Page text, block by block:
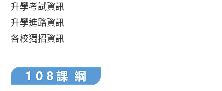
升學考試資訊
升學進路資訊
各校獨招資訊